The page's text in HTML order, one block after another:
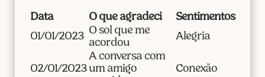
Data O que agradeci
Sentimentos
01/01/2023
O sol que me
acordou
Alegria
02/01/2023
A conversa com
um amigo
Conexão